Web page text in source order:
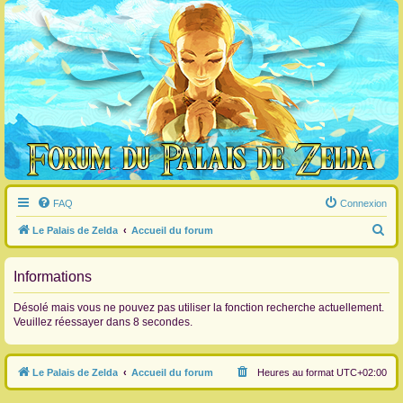
FAQ Connexion
Le Palais de Zelda Accueil du forum
e
h
c
Informations
Désolé mais vous ne pouvez pas utiliser la fonction recherche actuellement.
Veuillez réessayer dans 8 secondes.
Le Palais de Zelda Accueil du forum Heures au format UTC+02:00